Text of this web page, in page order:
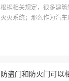
根据相关规定，很多建
灭火系统；那么作为汽
防盗门和防火门可以